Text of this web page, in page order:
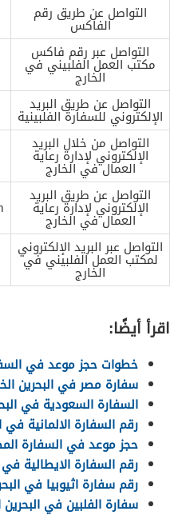
التواصل عن طريق رقم
الفاكس
التواصل عبر رقم فاكس
مكتب العمل الفلبيني في
الخارج
التواصل عن طريق البريد
الإلكتروني للسفارة الفلبينية
التواصل من خلال البريد
الإلكتروني لإدارة رعاية
العمال في الخارج
التواصل عن طريق البريد
الإلكتروني لإدارة رعاية
العمال في الخارج
التواصل عبر البريد الإلكتروني
لمكتب العمل الفلبيني في
الخارج
اقرأ أيضًا:
خطوات حجز موعد في
سفارة مصر في البحرين
السفارة السعودية في
رقم السفارة الالمانية في
حجز موعد في السفارة
رقم السفارة الايطالية
رقم سفارة اثيوبيا في
سفارة الفلبين في البحرين